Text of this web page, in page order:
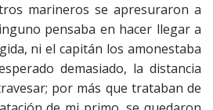
marineros se apresuraron a
pensaba en hacer llegar a
ni el capitán los amonestaba
demasiado, la distancia
por más que trataban de